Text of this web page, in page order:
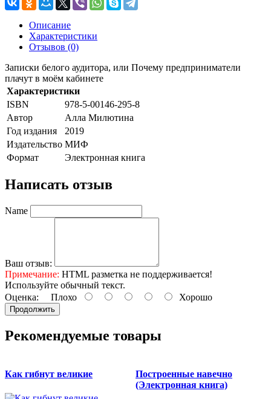
Описание
Характеристики
Отзывов (0)
Записки белого аудитора, или Почему предприниматели
плачут в моём кабинете
Характеристики
ISBN
978-5-00146-295-8
Автор
Алла Милютина
Год издания
2019
Издательство МИФ
Формат
Электронная книга
Написать отзыв
Name
Ваш отзыв:
Примечание: HTML разметка не поддерживается!
Используйте обычный текст.
Оценка: Плохо Хорошо
Продолжить
Рекомендуемые товары
Как гибнут великие
Построенные навечно
(Электронная книга)